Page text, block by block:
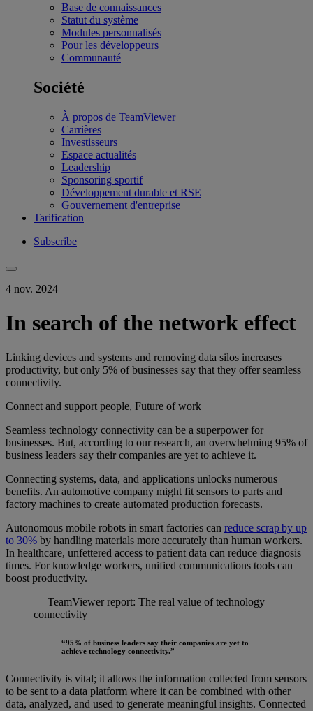
Base de connaissances
Statut du système
Modules personnalisés
Pour les développeurs
Communauté
Société
À propos de TeamViewer
Carrières
Investisseurs
Espace actualités
Leadership
Sponsoring sportif
Développement durable et RSE
Gouvernement d'entreprise
Tarification
Subscribe
4 nov. 2024
In search of the network effect
Linking devices and systems and removing data silos increases
productivity, but only 5% of businesses say that they offer seamless
connectivity.
Connect and support people, Future of work
Seamless technology connectivity can be a superpower for
businesses. But, according to our research, an overwhelming 95% of
business leaders say their companies are yet to achieve it.
Connecting systems, data, and applications unlocks numerous
benefits. An automotive company might fit sensors to parts and
factory machines to create automated production forecasts.
Autonomous mobile robots in smart factories can reduce scrapby up
to 30% by handling materials more accurately than human workers.
In healthcare, unfettered access to patient data can reduce diagnosis
times. For knowledge workers, unified communications tools can
boost productivity.
— TeamViewer report: The real value of technology
connectivity
“95% of business leaders say their companies are yet to
achieve technology connectivity.”
Connectivity is vital; it allows the information collected from sensors
to be sent to a data platform where it can be combined with other
data, analyzed, and used to generate meaningful insights. Connected